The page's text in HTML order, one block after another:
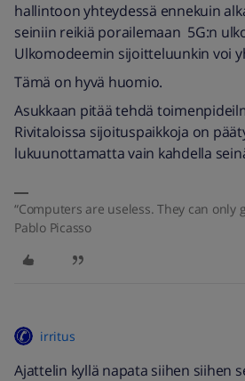
hallintoon yhteydessä ennekuin
seiniin reikiä porailemaan 5G:n
Ulkomodeemin sijoitteluunkin voi
Tämä on hyvä huomio.
Asukkaan pitää tehdä
Rivitaloissa sijoituspaikkoja on
lukuunottamatta vain kahdella
“Computers are useless. They can only
Pablo Picasso
irritus
Ajattelin kyllä napata siihen siihen